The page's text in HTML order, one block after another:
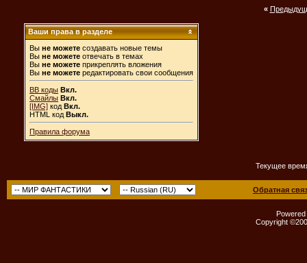
«
Ваши права в разделе
Вы не можете создавать новые темы
Вы не можете отвечать в темах
Вы не можете прикреплять вложения
Вы не можете редактировать свои сообщения
BB коды Вкл.
Смайлы Вкл.
[IMG] код Вкл.
HTML код Выкл.
Правила форума
Текущее
Обратная
Copyright